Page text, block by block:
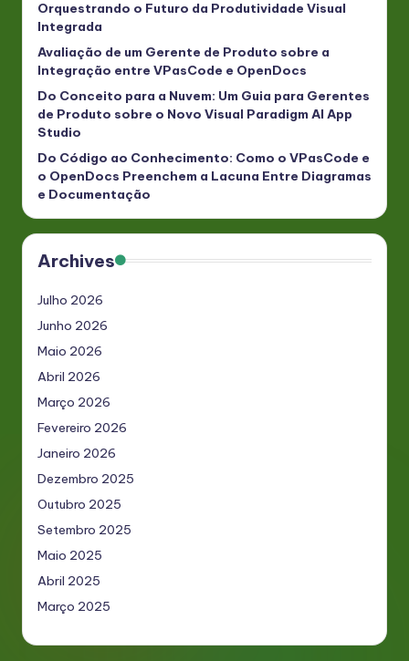
Orquestrando o Futuro da Produtividade Visual
Integrada
Avaliação de um Gerente de Produto sobre a
Integração entre VPasCode e OpenDocs
Do Conceito para a Nuvem: Um Guia para Gerentes
de Produto sobre o Novo Visual Paradigm AI App
Studio
Do Código ao Conhecimento: Como o VPasCode e
o OpenDocs Preenchem a Lacuna Entre Diagramas
e Documentação
Archives
Julho 2026
Junho 2026
Maio 2026
Abril 2026
Março 2026
Fevereiro 2026
Janeiro 2026
Dezembro 2025
Outubro 2025
Setembro 2025
Maio 2025
Abril 2025
Março 2025